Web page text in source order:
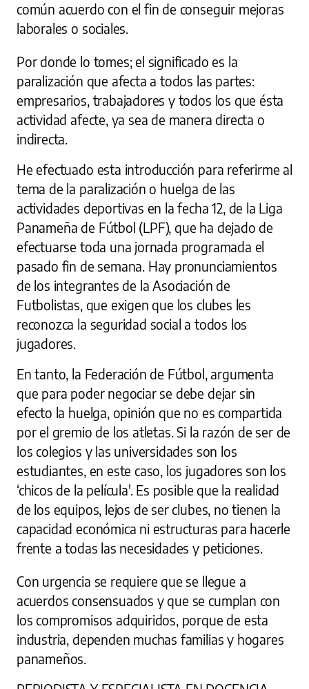
común acuerdo con el fin de conseguir mejoras
laborales o sociales.
Por donde lo tomes; el significado es la
paralización que afecta a todos las partes:
empresarios, trabajadores y todos los que ésta
actividad afecte, ya sea de manera directa o
indirecta.
He efectuado esta introducción para referirme al
tema de la paralización o huelga de las
actividades deportivas en la fecha 12, de la Liga
Panameña de Fútbol (LPF), que ha dejado de
efectuarse toda una jornada programada el
pasado fin de semana. Hay pronunciamientos
de los integrantes de la Asociación de
Futbolistas, que exigen que los clubes les
reconozca la seguridad social a todos los
jugadores.
En tanto, la Federación de Fútbol, argumenta
que para poder negociar se debe dejar sin
efecto la huelga, opinión que no es compartida
por el gremio de los atletas. Si la razón de ser de
los colegios y las universidades son los
estudiantes, en este caso, los jugadores son los
‘chicos de la película'. Es posible que la realidad
de los equipos, lejos de ser clubes, no tienen la
capacidad económica ni estructuras para hacerle
frente a todas las necesidades y peticiones.
Con urgencia se requiere que se llegue a
acuerdos consensuados y que se cumplan con
los compromisos adquiridos, porque de esta
industria, dependen muchas familias y hogares
panameños.